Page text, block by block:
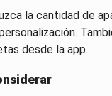
la cantidad de
desde la app.